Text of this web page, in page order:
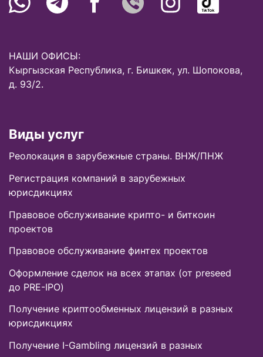
Виды услуг
Реолокация в зарубежные страны. ВНЖ/ПНЖ
Регистрация компаний в зарубежных
юрисдикциях
Правовое обслуживание крипто- и биткоин
проектов
Правовое обслуживание финтех проектов
Оформление сделок на всех этапах (от preseed
до PRE-IPO)
Получение криптообменных лицензий в разных
юрисдикциях
Получение I-Gambling лицензий в разных
НАШИ ОФИСЫ:
Кыргызская Республика, г. Бишкек, ул. Шопокова,
д. 93/2.